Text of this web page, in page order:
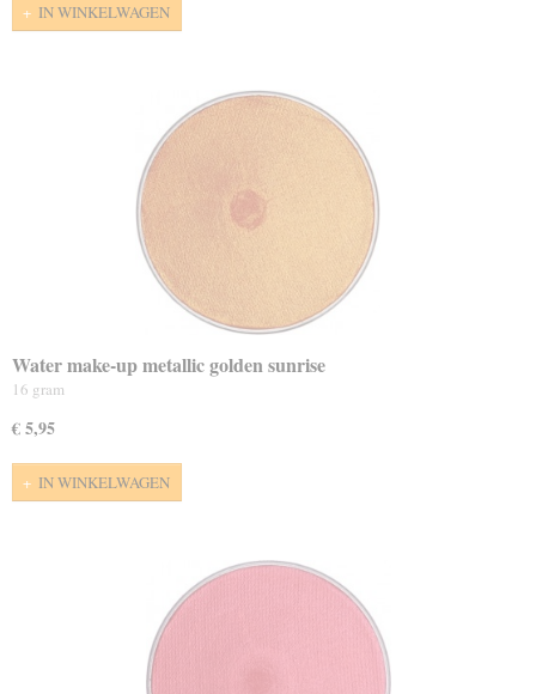
IN WINKELWAGEN
Water make-up metallic golden sunrise
16 gram
€ 5,95
IN WINKELWAGEN